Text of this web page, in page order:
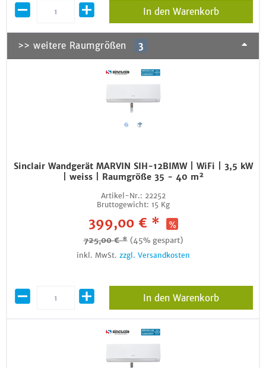
In den Warenkorb
>> weitere Raumgrößen 3
Sinclair Wandgerät MARVIN SIH-12BIMW | WiFi | 3,5 kW
| weiss | Raumgröße 35 - 40 m²
Artikel-Nr.: 22252
Bruttogewicht: 15 Kg
399,00 € *
725,00 € * (45% gespart)
inkl. MwSt. zzgl. Versandkosten
In den Warenkorb